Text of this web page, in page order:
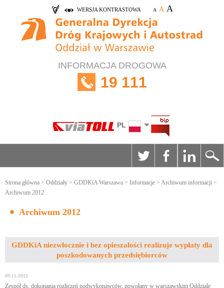
WERSJA KONTRASTOWA A A A
INFORMACJA DROGOWA
19 111
PL
Strona główna > Oddziały > GDDKiA Warszawa > Informacje > Archiwum informacji >
Archiwum 2012
Archiwum 2012
GDDKiA niezwłocznie i bez opieszałości realizuje wypłaty dla
poszkodowanych przedsiębiorców
09-11-2012
Zespół ds. dokonania rozliczeń podwykonawców, powołany w warszawskim Oddziale